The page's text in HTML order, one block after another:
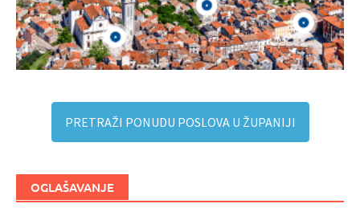
PRETRAŽI PONUDU POSLOVA U ŽUPANIJI
OGLAŠAVANJE